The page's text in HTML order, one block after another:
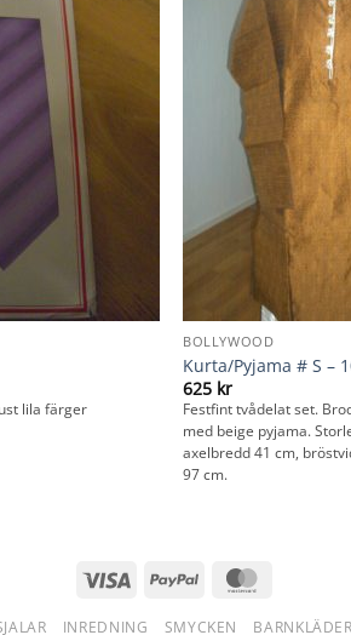
lila färger
BOLLYWOOD
Kurta/Pyjama # S –
625 kr
Festfint tvådelat set.
med beige pyjama.
axelbredd 41 cm,
97 cm.
Visa PayPal
INREDNING SMYCKEN BARNKLÄDER